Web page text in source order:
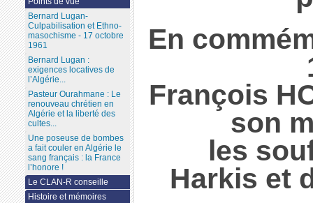
En
François
son
les
Harkis et
Bernard Lugan-
Culpabilisation et Ethno-
masochisme - 17 octobre
1961
Bernard Lugan :
exigences locatives de
l’Algérie...
Pasteur Ourahmane : Le
renouveau chrétien en
Algérie et la liberté des
cultes...
Une poseuse de bombes
a fait couler en Algérie le
sang français : la France
l’honore !
Le CLAN-R conseille
Histoire et mémoires